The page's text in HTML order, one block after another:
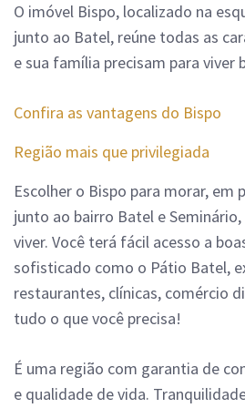
O imóvel Bispo, localizado na
junto ao Batel, reúne todas as
e sua família precisam para viver
Confira as vantagens do Bispo
Região mais que privilegiada
Escolher o Bispo para morar, em
junto ao bairro Batel e
viver. Você terá fácil acesso a
sofisticado como o Pátio Batel,
restaurantes, clínicas, comércio
tudo o que você precisa!
É uma região com garantia de
e qualidade de vida.